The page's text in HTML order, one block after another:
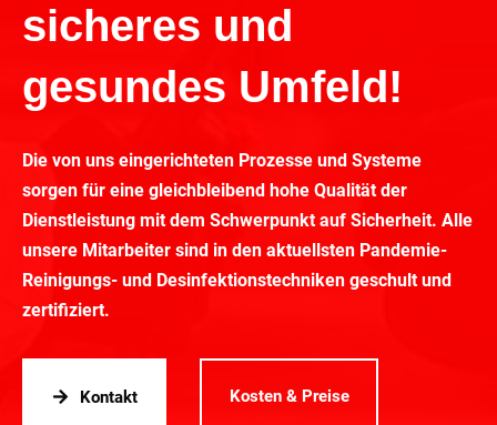
sicheres und
gesundes Umfeld!
Die von uns eingerichteten Prozesse und Systeme
sorgen für eine gleichbleibend hohe Qualität der
Dienstleistung mit dem Schwerpunkt auf Sicherheit. Alle
unsere Mitarbeiter sind in den aktuellsten Pandemie-
Reinigungs- und Desinfektionstechniken geschult und
zertifiziert.
Kontakt Kosten & Preise